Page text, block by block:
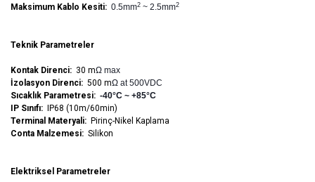
Maksimum Kablo Kesiti: 0.5mm2 ~ 2.5mm2
Teknik Parametreler
Kontak Direnci: 30 mΩ max
İzolasyon Direnci: 500 mΩ at 500VDC
Sıcaklık Parametresi: -40°C ~ +85°C
IP Sınıfı:
IP68 (10m/60min)
Terminal Materyali: Pirinç-Nikel Kaplama
Conta Malzemesi: Silikon
Elektriksel Parametreler